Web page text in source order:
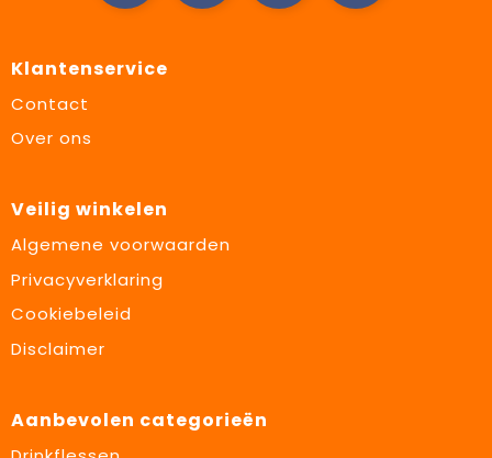
Klantenservice
Contact
Over ons
Veilig winkelen
Algemene voorwaarden
Privacyverklaring
Cookiebeleid
Disclaimer
Aanbevolen categorieën